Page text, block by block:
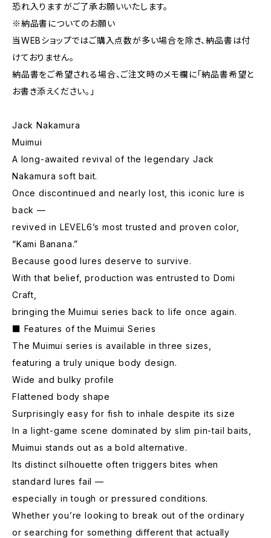
恐れ入りますがご了承お願いいたします。
※納品書についてのお願い
当WEBショップではご購入点数が多い場合を除き、納品書は付
けておりません。
納品書をご希望される場合、ご注文時のメモ欄に｢納品書希望と
お書き添えください。」
Jack Nakamura
Muimui
A long-awaited revival of the legendary Jack
Nakamura soft bait.
Once discontinued and nearly lost, this iconic lure is
back —
revived in LEVEL6’s most trusted and proven color,
“Kami Banana.”
Because good lures deserve to survive.
With that belief, production was entrusted to Domi
Craft,
bringing the Muimui series back to life once again.
■ Features of the Muimui Series
The Muimui series is available in three sizes,
featuring a truly unique body design.
Wide and bulky profile
Flattened body shape
Surprisingly easy for fish to inhale despite its size
In a light-game scene dominated by slim pin-tail baits,
Muimui stands out as a bold alternative.
Its distinct silhouette often triggers bites when
standard lures fail —
especially in tough or pressured conditions.
Whether you’re looking to break out of the ordinary
or searching for something different that actually